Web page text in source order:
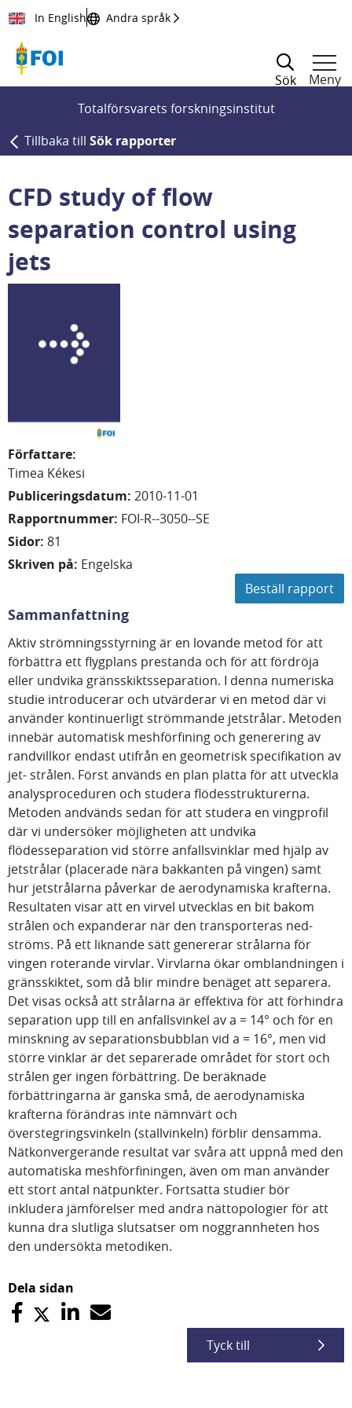
Till innehållet
In English Andra språk
Sök
Meny
Totalförsvarets forskningsinstitut
Tillbaka till Sök rapporter
CFD study of flow
separation control using
jets
Författare:
Timea Kékesi
Publiceringsdatum: 2010-11-01
Rapportnummer: FOI-R--3050--SE
Sidor: 81
Skriven på: Engelska
Beställ rapport
Sammanfattning
Aktiv strömningsstyrning är en lovande metod för att
förbättra ett flygplans prestanda och för att fördröja
eller undvika gränsskiktsseparation. I denna numeriska
studie introducerar och utvärderar vi en metod där vi
använder kontinuerligt strömmande jetstrålar. Metoden
innebär automatisk meshförfining och generering av
randvillkor endast utifrån en geometrisk specifikation av
jet- strålen. Först används en plan platta för att utveckla
analysproceduren och studera flödesstrukturerna.
Metoden andvänds sedan för att studera en vingprofil
där vi undersöker möjligheten att undvika
flödesseparation vid större anfallsvinklar med hjälp av
jetstrålar (placerade nära bakkanten på vingen) samt
hur jetstrålarna påverkar de aerodynamiska krafterna.
Resultaten visar att en virvel utvecklas en bit bakom
strålen och expanderar när den transporteras ned-
ströms. På ett liknande sätt genererar strålarna för
vingen roterande virvlar. Virvlarna ökar omblandningen i
gränsskiktet, som då blir mindre benäget att separera.
Det visas också att strålarna är effektiva för att förhindra
separation upp till en anfallsvinkel av a = 14° och för en
minskning av separationsbubblan vid a = 16°, men vid
större vinklar är det separerade området för stort och
strålen ger ingen förbättring. De beräknade
förbättringarna är ganska små, de aerodynamiska
krafterna förändras inte nämnvärt och
överstegringsvinkeln (stallvinkeln) förblir densamma.
Nätkonvergerande resultat var svåra att uppnå med den
automatiska meshförfiningen, även om man använder
ett stort antal nätpunkter. Fortsatta studier bör
inkludera jämförelser med andra nättopologier för att
kunna dra slutliga slutsatser om noggrannheten hos
den undersökta metodiken.
Dela sidan
Tyck till